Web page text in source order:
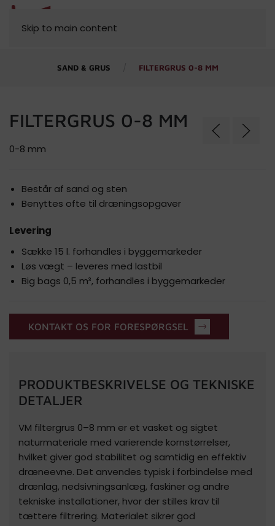
Skip to main content
MENU
SAND & GRUS FILTERGRUS 0-8 MM
FILTERGRUS 0-8 MM
0-8 mm
Består af sand og sten
Benyttes ofte til dræningsopgaver
Levering
Sække 15 l. forhandles i byggemarkeder
Løs vægt – leveres med lastbil
Big bags 0,5 m³, forhandles i byggemarkeder
KONTAKT OS FOR FORESPØRGSEL
PRODUKTBESKRIVELSE OG TEKNISKE
DETALJER
VM filtergrus 0–8 mm er et vasket og sigtet
naturmateriale med varierende kornstørrelser,
hvilket giver god stabilitet og samtidig en effektiv
dræneevne. Det anvendes typisk i forbindelse med
drænlag, nedsivningsanlæg, faskiner og andre
tekniske installationer, hvor der stilles krav til
tættere filtrering. Materialet sikrer god